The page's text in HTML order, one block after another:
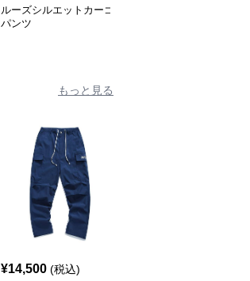
ルーズシルエットカーゴ
パンツ
もっと見る
¥14,500 (税込)